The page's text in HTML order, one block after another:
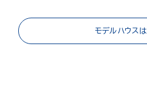
モデルハウス